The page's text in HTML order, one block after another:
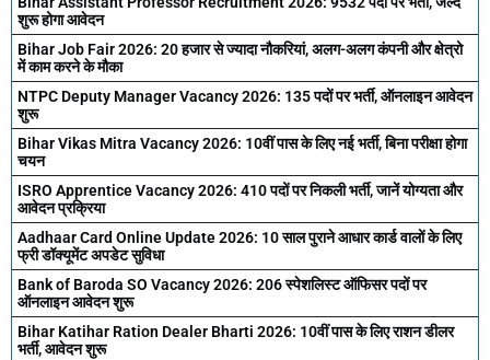
शुरू होगा आवेदन
Bihar Job Fair 2026: 20 हजार से ज्यादा नौकरियां, अलग-अलग कंपनी और क्षेत्रो
में काम करने के मौका
NTPC Deputy Manager Vacancy 2026: 135 पदों पर भर्ती, ऑनलाइन आवेदन
शुरू
Bihar Vikas Mitra Vacancy 2026: 10वीं पास के लिए नई भर्ती, बिना परीक्षा होगा
चयन
ISRO Apprentice Vacancy 2026: 410 पदों पर निकली भर्ती, जानें योग्यता और
आवेदन प्रक्रिया
Aadhaar Card Online Update 2026: 10 साल पुराने आधार कार्ड वालों के लिए
फ्री डॉक्यूमेंट अपडेट सुविधा
Bank of Baroda SO Vacancy 2026: 206 स्पेशलिस्ट ऑफिसर पदों पर
ऑनलाइन आवेदन शुरू
Bihar Katihar Ration Dealer Bharti 2026: 10वीं पास के लिए राशन डीलर
भर्ती, आवेदन शुरू